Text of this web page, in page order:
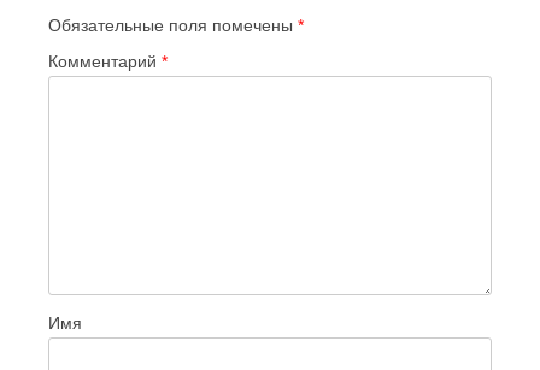
Обязательные поля помечены *
Комментарий *
Имя